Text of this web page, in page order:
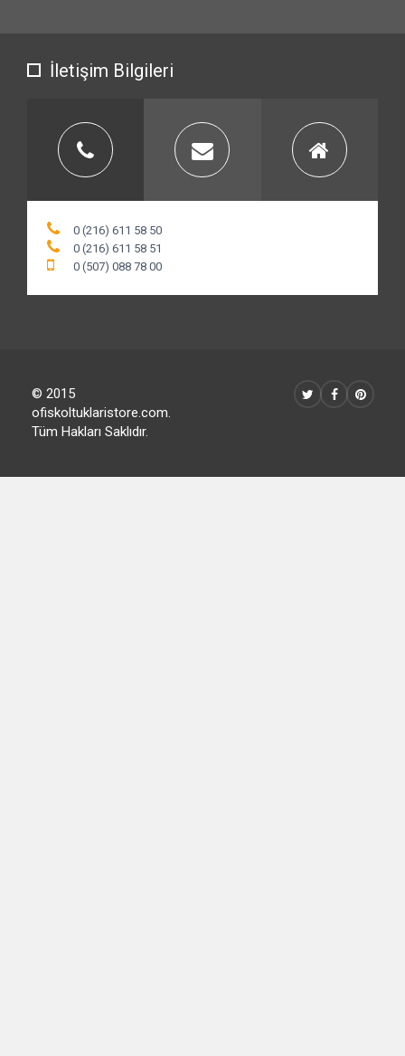
İletişim Bilgileri
0 (216) 611 58 50
0 (216) 611 58 51
0 (507) 088 78 00
© 2015
ofiskoltuklaristore.com.
Tüm Hakları Saklıdır.